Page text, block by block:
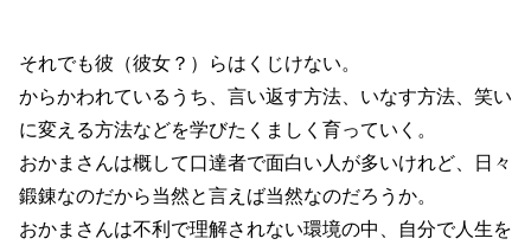
それでも彼（彼女？）らはくじけない。
からかわれているうち、言い返す方法、いなす方法、笑い
に変える方法などを学びたくましく育っていく。
おかまさんは概して口達者で面白い人が多いけれど、日々
鍛錬なのだから当然と言えば当然なのだろうか。
おかまさんは不利で理解されない環境の中、自分で人生を